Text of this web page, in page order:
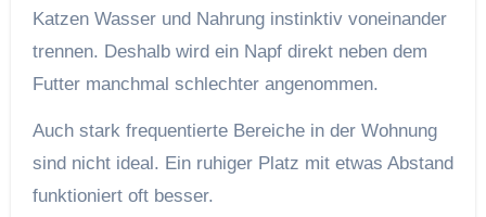
Katzen Wasser und Nahrung instinktiv voneinander
trennen. Deshalb wird ein Napf direkt neben dem
Futter manchmal schlechter angenommen.
Auch stark frequentierte Bereiche in der Wohnung
sind nicht ideal. Ein ruhiger Platz mit etwas Abstand
funktioniert oft besser.